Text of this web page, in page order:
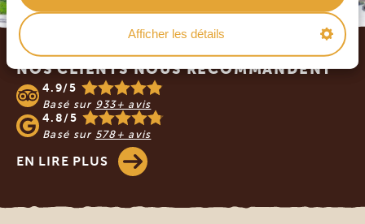
Afficher les détails
Footer
NOS CLIENTS NOUS RECOMMANDENT
4.9/5
Basé sur 933+ avis
4.8/5
Basé sur 578+ avis
EN LIRE PLUS